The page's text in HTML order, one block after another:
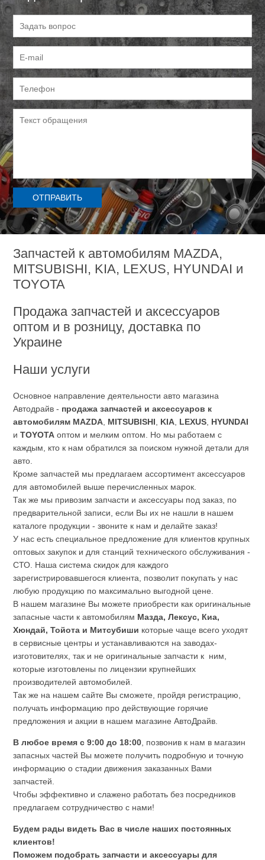
Запчастей к автомобилям MAZDA,
MITSUBISHI, KIA, LEXUS, HYUNDAI и
TOYOTA
Продажа запчастей и аксессуаров
оптом и в розницу, доставка по
Украине
Наши услуги
Основное направление деятельности авто магазина
Автодрайв - продажа запчастей и аксессуаров к
автомобилям MAZDA MITSUBISHI KIA LEXUS HYUNDAI
иTOYOTA оптом и мелким оптом. Но мы работаем с
каждым, кто к нам обратился за поиском нужной детали для
авто.
Кроме запчастей мы предлагаем ассортимент аксессуаров
для автомобилей выше перечисленных марок.
Так же мы привозим запчасти и аксессуары под заказ, по
предварительной записи, если Вы их не нашли в нашем
каталоге продукции - звоните к нам и делайте заказ!
У нас есть специальное предложение для клиентов крупных
оптовых закупок и для станций технического обслуживания -
СТО. Наша система скидок для каждого
зарегистрировавшегося клиента, позволит покупать у нас
любую продукцию по максимально выгодной цене.
В нашем магазине Вы можете приобрести как оригинальные
запасные части к автомобилям Мазда, Лексус, Киа,
Хюндай, Тойота и Митсубиши которые чаще всего уходят
в сервисные центры и устанавливаются на заводах-
изготовителях, так и не оригинальные запчасти к ним,
которые изготовлены по лицензии крупнейших
производителей автомобилей.
Так же на нашем сайте Вы сможете, пройдя регистрацию,
получать информацию про действующие горячие
предложения и акции в нашем магазине АвтоДрайв.
В любое время с 9:00 до 18:00 , позвонив к нам в магазин
запасных частей Вы можете получить подробную и точную
информацию о стадии движения заказанных Вами
запчастей.
Чтобы эффективно и слажено работать без посредников
предлагаем сотрудничество с нами!
Будем рады видеть Вас в числе наших постоянных
клиентов!
Поможем подобрать запчасти и аксессуары для